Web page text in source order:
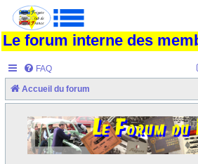
Le forum interne des
FAQ
Accueil du forum